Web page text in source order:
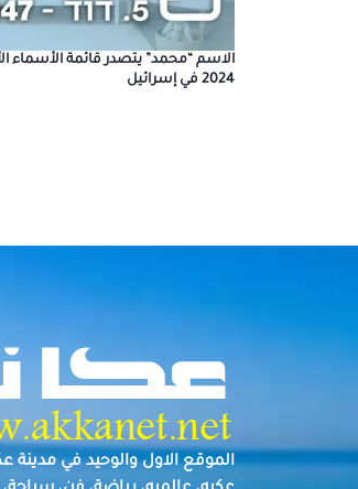
الاسم “محمد” يتصدر قائمة الأسماء
2024 في إسرائيل
الموقع الاول والوحيد في مدينة